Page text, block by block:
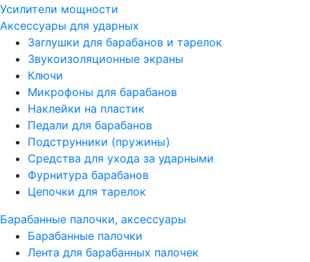
Усилители мощности
Аксессуары для ударных
Заглушки для барабанов и тарелок
Звукоизоляционные экраны
Ключи
Микрофоны для барабанов
Наклейки на пластик
Педали для барабанов
Подструнники (пружины)
Средства для ухода за ударными
Фурнитура барабанов
Цепочки для тарелок
Барабанные палочки, аксессуары
Барабанные палочки
Лента для барабанных палочек